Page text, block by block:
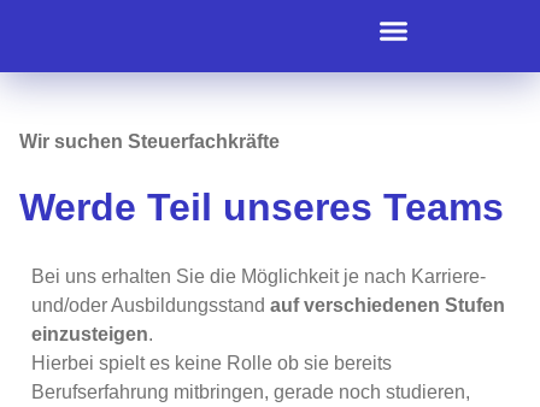
Wir suchen Steuerfachkräfte
Werde Teil unseres Teams
Bei uns erhalten Sie die Möglichkeit je nach Karriere-
und/oder Ausbildungsstand auf verschiedenen Stufen
einzusteigen.
Hierbei spielt es keine Rolle ob sie bereits
Berufserfahrung mitbringen, gerade noch studieren,